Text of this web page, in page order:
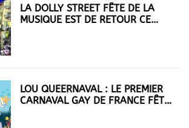
LA DOLLY STREET FÊTE DE LA
MUSIQUE EST DE RETOUR CE
LOU QUEERNAVAL : LE PREMIER
CARNAVAL GAY DE FRANCE FÊTE